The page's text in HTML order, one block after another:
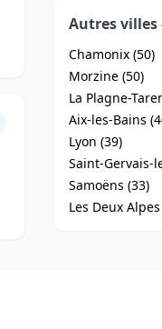
Autres
Chamonix (50)
Morzine (50)
La Plagne-
Aix-les-Bains
Lyon (39)
Saint-Gervais-
Samoëns (33)
Les Deux